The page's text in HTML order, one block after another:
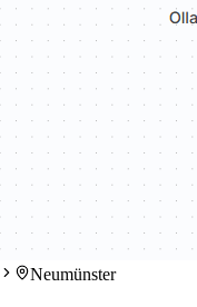
Neumünster